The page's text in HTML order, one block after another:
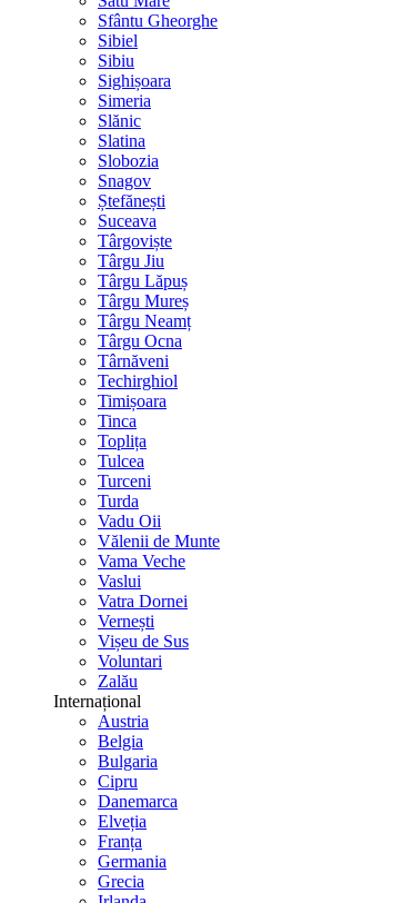
Sfântu Gheorghe
Sibiel
Sibiu
Sighișoara
Simeria
Slănic
Slatina
Slobozia
Snagov
Ștefănești
Suceava
Târgoviște
Târgu Jiu
Târgu Lăpuș
Târgu Mureș
Târgu Neamț
Târgu Ocna
Târnăveni
Techirghiol
Timișoara
Tinca
Toplița
Tulcea
Turceni
Turda
Vadu Oii
Vălenii de Munte
Vama Veche
Vaslui
Vatra Dornei
Vernești
Vișeu de Sus
Voluntari
Zalău
Internațional
Austria
Belgia
Bulgaria
Cipru
Danemarca
Elveția
Franța
Germania
Grecia